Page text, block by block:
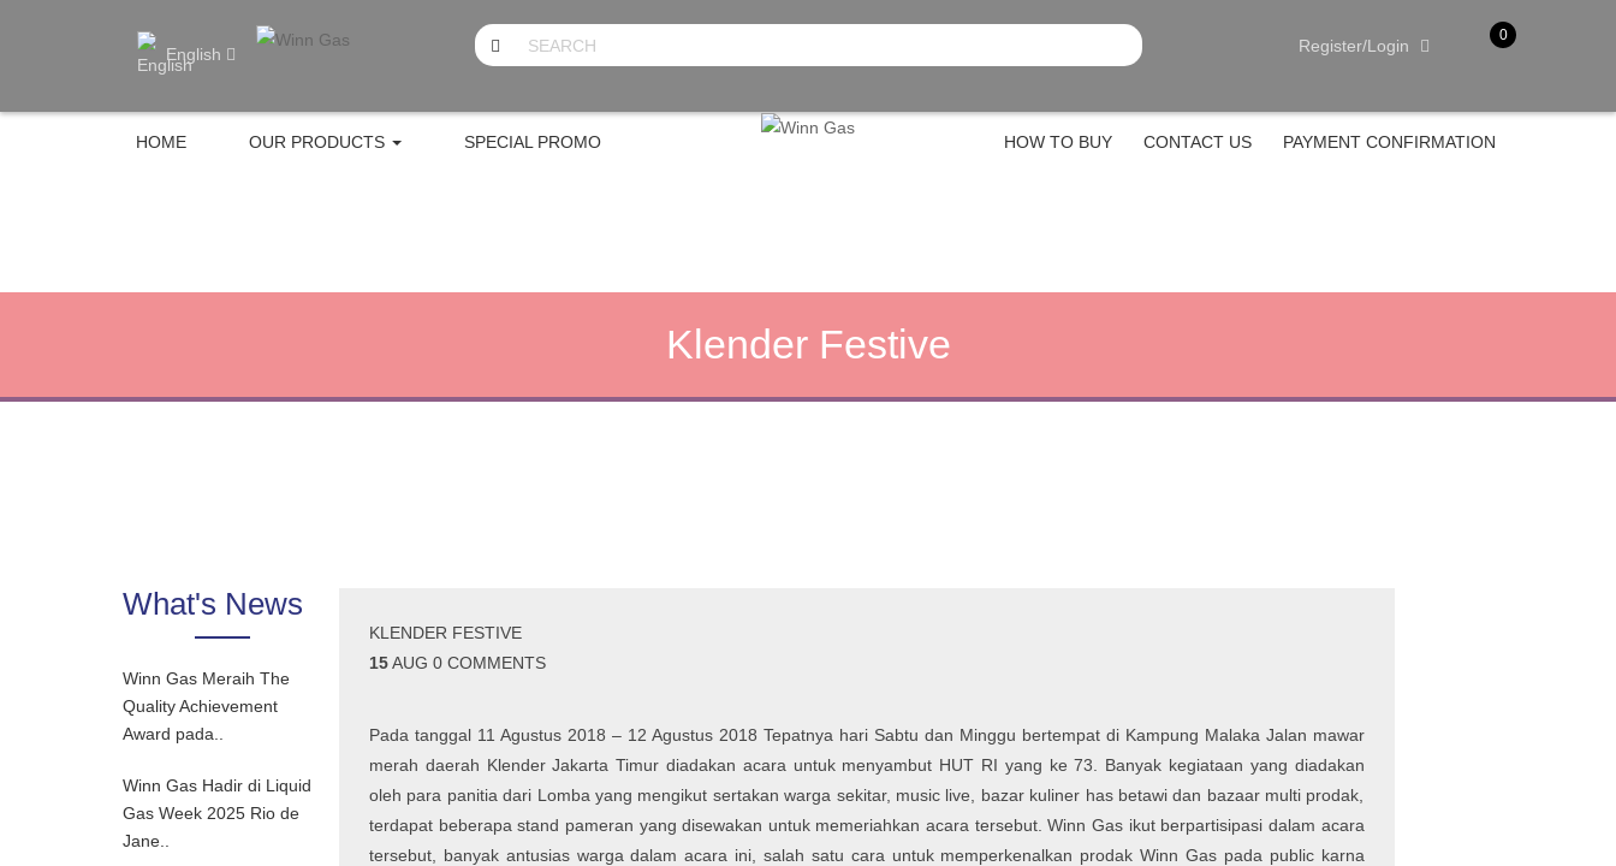
English Register/Login
0
Rp.
HOME OUR PRODUCTS SPECIAL PROMO PAYMENT CONFIRMATION
CONTACT US
HOW TO BUY
Klender Festive
What's News
Winn Gas Meraih The
Quality Achievement
Award pada..
Winn Gas Hadir di Liquid
Gas Week 2025 Rio de
Jane..
KLENDER FESTIVE
15AUG 0 COMMENTS
Pada tanggal 11 Agustus 2018 – 12 Agustus 2018 Tepatnya hari Sabtu dan Minggu bertempat di Kampung Malaka Jalan mawar
merah daerah Klender Jakarta Timur diadakan acara untuk menyambut HUT RI yang ke 73. Banyak kegiataan yang diadakan
oleh para panitia dari Lomba yang mengikut sertakan warga sekitar, music live, bazar kuliner has betawi dan bazaar multi prodak,
terdapat beberapa stand pameran yang disewakan untuk memeriahkan acara tersebut. Winn Gas ikut berpartisipasi dalam acara
tersebut, banyak antusias warga dalam acara ini, salah satu cara untuk memperkenalkan prodak Winn Gas pada public karna